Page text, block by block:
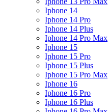
Iphone 14
Iphone 14 Pro
Iphone 14 Plus
Iphone 14 Pro Max
Iphone 15
Iphone 15 Pro
Iphone 15 Plus
Iphone 15 Pro Max
Iphone 16
Iphone 16 Pro
Iphone 16 Plus